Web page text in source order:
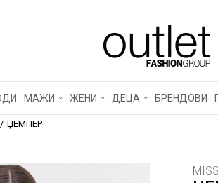
МАЖИ ЖЕНИ ДЕЦА БРЕНДОВИ
ЏЕМПЕР